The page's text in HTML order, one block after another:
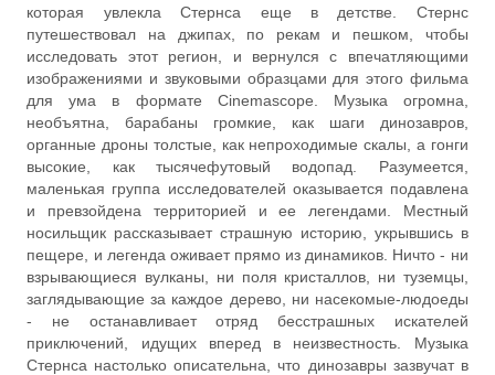
которая увлекла Стернса еще в детстве. Стернс
путешествовал на джипах, по рекам и пешком, чтобы
исследовать этот регион, и вернулся с впечатляющими
изображениями и звуковыми образцами для этого фильма
для ума в формате Cinemascope. Музыка огромна,
необъятна, барабаны громкие, как шаги динозавров,
органные дроны толстые, как непроходимые скалы, а гонги
высокие, как тысячефутовый водопад. Разумеется,
маленькая группа исследователей оказывается подавлена
и превзойдена территорией и ее легендами. Местный
носильщик рассказывает страшную историю, укрывшись в
пещере, и легенда оживает прямо из динамиков. Ничто - ни
взрывающиеся вулканы, ни поля кристаллов, ни туземцы,
заглядывающие за каждое дерево, ни насекомые-людоеды
- не останавливает отряд бесстрашных искателей
приключений, идущих вперед в неизвестность. Музыка
Стернса настолько описательна, что динозавры зазвучат в